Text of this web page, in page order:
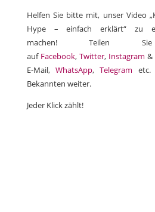
Helfen Sie bitte mit, unser Video
Hype – einfach erklärt“ zu
machen! Teilen
auf Facebook, Twitter, Instagram &
E-Mail,WhatsApp,Telegram etc.
Bekannten weiter.
Jeder Klick zählt!